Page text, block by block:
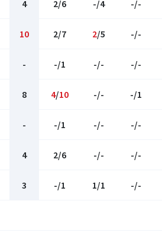
4 2/6 -/4 -/-
10 2/7 2/5 -/-
- -/1 -/- -/-
8 4/10 -/- -/1
- -/1 -/- -/-
4 2/6 -/- -/-
3 -/1 1/1 -/-